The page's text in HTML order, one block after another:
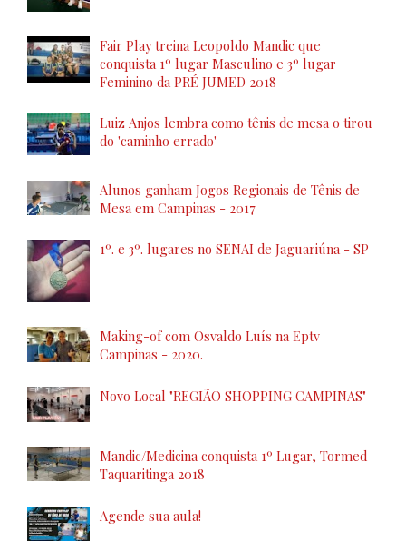
Fair Play treina Leopoldo Mandic que
conquista 1º lugar Masculino e 3º lugar
Feminino da PRÉ JUMED 2018
Luiz Anjos lembra como tênis de mesa o tirou
do 'caminho errado'
Alunos ganham Jogos Regionais de Tênis de
Mesa em Campinas - 2017
1º. e 3º. lugares no SENAI de Jaguariúna - SP
Making-of com Osvaldo Luís na Eptv
Campinas - 2020.
Novo Local "REGIÃO SHOPPING CAMPINAS"
Mandic/Medicina conquista 1º Lugar, Tormed
Taquaritinga 2018
Agende sua aula!